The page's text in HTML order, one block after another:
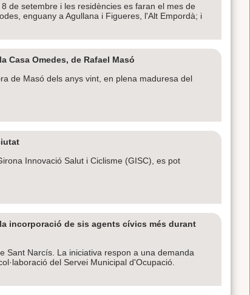
de setembre i les residències es faran el mes de
enguany a Agullana i Figueres, l'Alt Empordà; i
Casa Omedes, de Rafael Masó
de Masó dels anys vint, en plena maduresa del
Innovació Salut i Ciclisme (GISC), es pot
incorporació de sis agents cívics més durant
Sant Narcís. La iniciativa respon a una demanda
del Servei Municipal d'Ocupació.